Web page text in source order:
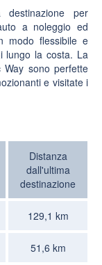
per
a noleggio ed
modo flessibile e
lungo la costa. La
Way sono perfette
e visitate i
Distanza
dall'ultima
destinazione
129,1 km
51,6 km